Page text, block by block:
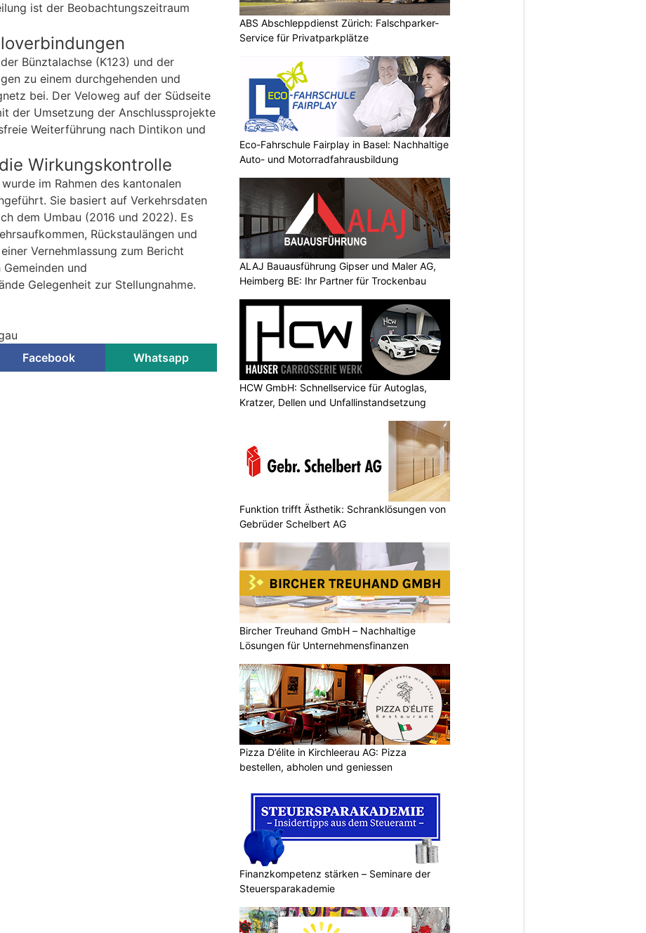
ist der Beobachtungszeitraum
Bünztalachse (K123) und der
zu einem durchgehenden und
bei. Der Veloweg auf der Südseite
der Umsetzung der Anschlussprojekte
Weiterführung nach Dintikon und
Wirkungskontrolle
im Rahmen des kantonalen
Sie basiert auf Verkehrsdaten
dem Umbau (2016 und 2022). Es
Rückstaulängen und
Vernehmlassung zum Bericht
und
Gelegenheit zur Stellungnahme.
Facebook Whatsapp
ABS Abschleppdienst Zürich: Falschparker-
Service für Privatparkplätze
Eco-Fahrschule Fairplay in Basel: Nachhaltige
Auto- und Motorradfahrausbildung
ALAJ Bauausführung Gipser und Maler AG,
Heimberg BE: Ihr Partner für Trockenbau
HCW GmbH: Schnellservice für Autoglas,
Kratzer, Dellen und Unfallinstandsetzung
Funktion trifft Ästhetik: Schranklösungen von
Gebrüder Schelbert AG
Bircher Treuhand GmbH – Nachhaltige
Lösungen für Unternehmensfinanzen
Pizza D’élite in Kirchleerau AG: Pizza
bestellen, abholen und geniessen
Finanzkompetenz stärken – Seminare der
Steuersparakademie